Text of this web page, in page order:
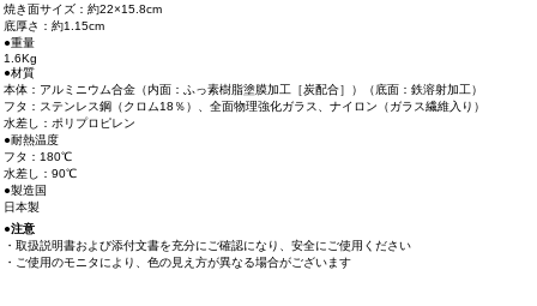
焼き面サイズ：約22×15.8cm
底厚さ：約1.15cm
●重量
1.6Kg
●材質
本体：アルミニウム合金（内面：ふっ素樹脂塗膜加工［炭配合］）（底面：鉄溶射加工）
フタ：ステンレス鋼（クロム18％）、全面物理強化ガラス、ナイロン（ガラス繊維入り）
水差し：ポリプロピレン
●耐熱温度
フタ：180℃
水差し：90℃
●製造国
日本製
●注意
・取扱説明書および添付文書を充分にご確認になり、安全にご使用ください
・ご使用のモニタにより、色の見え方が異なる場合がございます